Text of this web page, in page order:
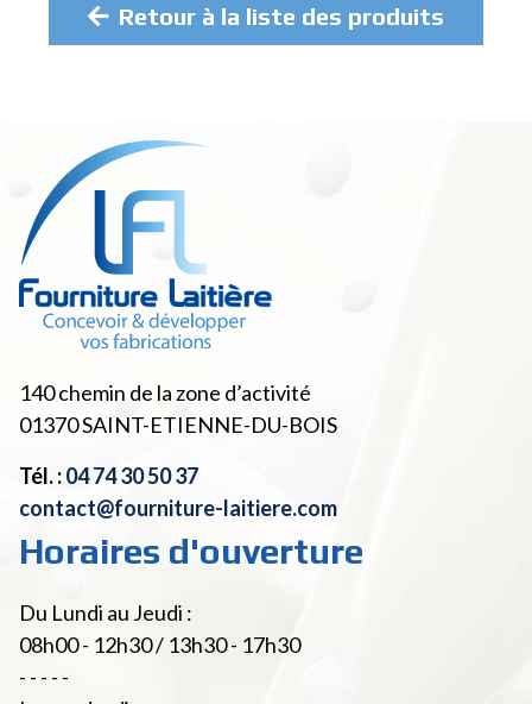
Retour à la liste des produits
140 chemin de la zone d’activité
01370SAINT-ETIENNE-DU-BOIS
Tél. :04 74 30 50 37
contact@fourniture-laitiere.com
Horaires d'ouverture
Du Lundi au Jeudi :
08h00 - 12h30 / 13h30 - 17h30
- - - - -